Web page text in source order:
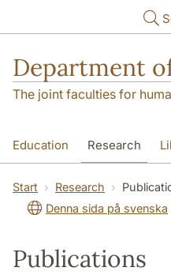
Department
The joint faculties for
Education Research
About the Department
Start Research
Denna sida på svenska
Publications